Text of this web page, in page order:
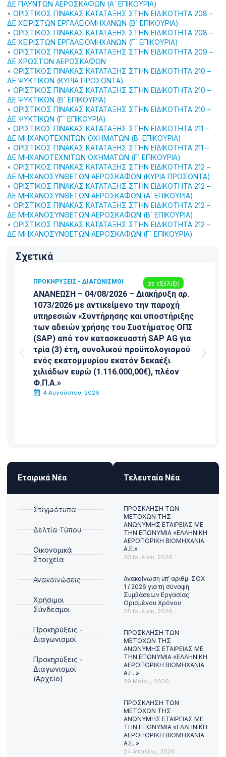
ΔΕ ΠΛΥΝΤΩΝ ΑΕΡΟΣΚΑΦΩΝ (Α΄ ΕΠΙΚΟΥΡΙΑ)
• ΟΡΙΣΤΙΚΟΣ ΠΙΝΑΚΑΣ ΚΑΤΑΤΑΞΗΣ ΣΤΗΝ ΕΙΔΙΚΟΤΗΤΑ 208 –
ΔΕ ΧΕΙΡΙΣΤΩΝ ΕΡΓΑΛΕΙΟΜΗΧΑΝΩΝ (Β΄ ΕΠΙΚΟΥΡΙΑ)
• ΟΡΙΣΤΙΚΟΣ ΠΙΝΑΚΑΣ ΚΑΤΑΤΑΞΗΣ ΣΤΗΝ ΕΙΔΙΚΟΤΗΤΑ 208 –
ΔΕ ΧΕΙΡΙΣΤΩΝ ΕΡΓΑΛΕΙΟΜΗΧΑΝΩΝ (Γ΄ ΕΠΙΚΟΥΡΙΑ)
• ΟΡΙΣΤΙΚΟΣ ΠΙΝΑΚΑΣ ΚΑΤΑΤΑΞΗΣ ΣΤΗΝ ΕΙΔΙΚΟΤΗΤΑ 209 –
ΔΕ ΧΡΩΣΤΩΝ ΑΕΡΟΣΚΑΦΩΝ
• ΟΡΙΣΤΙΚΟΣ ΠΙΝΑΚΑΣ ΚΑΤΑΤΑΞΗΣ ΣΤΗΝ ΕΙΔΙΚΟΤΗΤΑ 210 –
ΔΕ ΨΥΚΤΙΚΩΝ (ΚΥΡΙΑ ΠΡΟΣΟΝΤΑ)
• ΟΡΙΣΤΙΚΟΣ ΠΙΝΑΚΑΣ ΚΑΤΑΤΑΞΗΣ ΣΤΗΝ ΕΙΔΙΚΟΤΗΤΑ 210 –
ΔΕ ΨΥΚΤΙΚΩΝ (Β΄ ΕΠΙΚΟΥΡΙΑ)
• ΟΡΙΣΤΙΚΟΣ ΠΙΝΑΚΑΣ ΚΑΤΑΤΑΞΗΣ ΣΤΗΝ ΕΙΔΙΚΟΤΗΤΑ 210 –
ΔΕ ΨΥΚΤΙΚΩΝ (Γ΄ ΕΠΙΚΟΥΡΙΑ)
• ΟΡΙΣΤΙΚΟΣ ΠΙΝΑΚΑΣ ΚΑΤΑΤΑΞΗΣ ΣΤΗΝ ΕΙΔΙΚΟΤΗΤΑ 211 –
ΔΕ ΜΗΧΑΝΟΤΕΧΝΙΤΩΝ ΟΧΗΜΑΤΩΝ (Β΄ ΕΠΙΚΟΥΡΙΑ)
• ΟΡΙΣΤΙΚΟΣ ΠΙΝΑΚΑΣ ΚΑΤΑΤΑΞΗΣ ΣΤΗΝ ΕΙΔΙΚΟΤΗΤΑ 211 –
ΔΕ ΜΗΧΑΝΟΤΕΧΝΙΤΩΝ ΟΧΗΜΑΤΩΝ (Γ΄ ΕΠΙΚΟΥΡΙΑ)
• ΟΡΙΣΤΙΚΟΣ ΠΙΝΑΚΑΣ ΚΑΤΑΤΑΞΗΣ ΣΤΗΝ ΕΙΔΙΚΟΤΗΤΑ 212 –
ΔΕ ΜΗΧΑΝΟΣΥΝΘΕΤΩΝ ΑΕΡΟΣΚΑΦΩΝ (ΚΥΡΙΑ ΠΡΟΣΟΝΤΑ)
• ΟΡΙΣΤΙΚΟΣ ΠΙΝΑΚΑΣ ΚΑΤΑΤΑΞΗΣ ΣΤΗΝ ΕΙΔΙΚΟΤΗΤΑ 212 –
ΔΕ ΜΗΧΑΝΟΣΥΝΘΕΤΩΝ ΑΕΡΟΣΚΑΦΩΝ (Α΄ ΕΠΙΚΟΥΡΙΑ)
• ΟΡΙΣΤΙΚΟΣ ΠΙΝΑΚΑΣ ΚΑΤΑΤΑΞΗΣ ΣΤΗΝ ΕΙΔΙΚΟΤΗΤΑ 212 –
ΔΕ ΜΗΧΑΝΟΣΥΝΘΕΤΩΝ ΑΕΡΟΣΚΑΦΩΝ (Β΄ ΕΠΙΚΟΥΡΙΑ)
• ΟΡΙΣΤΙΚΟΣ ΠΙΝΑΚΑΣ ΚΑΤΑΤΑΞΗΣ ΣΤΗΝ ΕΙΔΙΚΟΤΗΤΑ 212 –
ΔΕ ΜΗΧΑΝΟΣΥΝΘΕΤΩΝ ΑΕΡΟΣΚΑΦΩΝ (Γ΄ ΕΠΙΚΟΥΡΙΑ)
Σχετικά
ΠΡΟΚΗΡΎΞΕΙΣ - ΔΙΑΓΩΝΙΣΜΟΊ σε εξέλιξη
ΑΝΑΝΕΩΣΗ – 04/08/2026 – Διακήρυξη αρ.
1073/2026 με αντικείμενο την παροχή
υπηρεσιών «Συντήρησης και υποστήριξης
των αδειών χρήσης του Συστήματος ΟΠΣ
(SAP) από τον κατασκευαστή SAP AG για
τρία (3) έτη, συνολικού προϋπολογισμού
ενός εκατομμυρίου εκατόν δεκαέξι
χιλιάδων ευρώ (1.116.000,00€), πλέον
Φ.Π.Α.»
4 Αυγούστου, 2026
Εταιρικά Νέα
Στιγμιότυπα
Δελτία Τύπου
Οικονομικά
Στοιχεία
Ανακοινώσεις
Χρήσιμοι
Σύνδεσμοι
Προκηρύξεις -
Διαγωνισμοί
Προκηρύξεις -
Διαγωνισμοί
(Αρχείο)
Τελευταία Νέα
ΠΡΟΣΚΛΗΣΗ ΤΩΝ
ΜΕΤΟΧΩΝ ΤΗΣ
ΑΝΩΝΥΜΗΣ ΕΤΑΙΡΕΙΑΣ ΜΕ
ΤΗΝ ΕΠΩΝΥΜΙΑ «ΕΛΛΗΝΙΚΗ
ΑΕΡΟΠΟΡΙΚΗ ΒΙΟΜΗΧΑΝΙΑ
Α.Ε.»
30 Ιουλίου, 2026
Ανακοίνωση υπ’ αριθμ. ΣΟΧ
1 / 2026 για τη σύναψη
Συμβάσεων Εργασίας
Ορισμένου Χρόνου
28 Ιουλίου, 2026
ΠΡΟΣΚΛΗΣΗ ΤΩΝ
ΜΕΤΟΧΩΝ ΤΗΣ
ΑΝΩΝΥΜΗΣ ΕΤΑΙΡΕΙΑΣ ΜΕ
ΤΗΝ ΕΠΩΝΥΜΙΑ «ΕΛΛΗΝΙΚΗ
ΑΕΡΟΠΟΡΙΚΗ ΒΙΟΜΗΧΑΝΙΑ
Α.Ε. »
29 Μαΐου, 2026
ΠΡΟΣΚΛΗΣΗ ΤΩΝ
ΜΕΤΟΧΩΝ ΤΗΣ
ΑΝΩΝΥΜΗΣ ΕΤΑΙΡΕΙΑΣ ΜΕ
ΤΗΝ ΕΠΩΝΥΜΙΑ «ΕΛΛΗΝΙΚΗ
ΑΕΡΟΠΟΡΙΚΗ ΒΙΟΜΗΧΑΝΙΑ
Α.Ε. »
24 Απριλίου, 2026